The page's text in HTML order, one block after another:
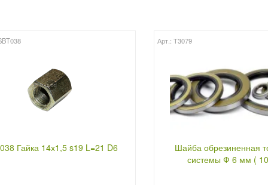
Гайка 14х1,5 s19 L=21 D6
Арт.: Т3079
Шайба обрезиненная
системы Ф 6 мм (